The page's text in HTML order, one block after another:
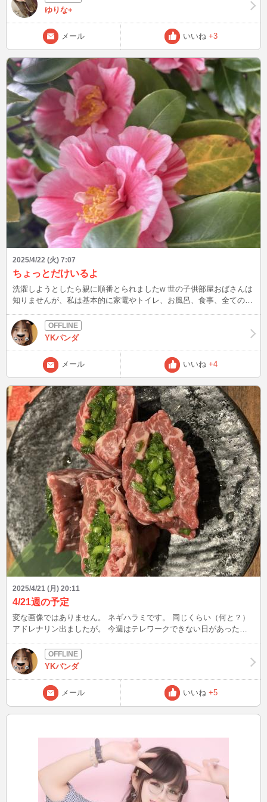
でもごめん、今夜もお泊まり♡なのでまたお留守番( ´･ω･`)
ゆりな+
メール いいね +3
2025/4/22 (火) 7:07
ちょっとだけいるよ
洗濯しようとしたら親に順番とられましたw 世の子供部屋おばさんは
知りませんが、私は基本的に家電やトイレ、お風呂、食事、全てのカ
真は椿です。 椿ってこんな漢字ではあるけど、冬に咲くイメージだ
ったのに、４月に咲くんですねぇ。 あれ？もしかして常識？w
YKパンダ
メール いいね +4
2025/4/21 (月) 20:11
4/21週の予定
変な画像ではありません。 ネギハラミです。 同じくらい（何と？）
アドレナリン出ましたが。 今週はテレワークできない日があった
崩したりなので、リクエストインとさせていただきます。 時間を指
定してくれたら、できる限りインしまーす。 メールお待ちしていま
ーす。 よろしくおねがいしまーす。
YKパンダ
メール いいね +5